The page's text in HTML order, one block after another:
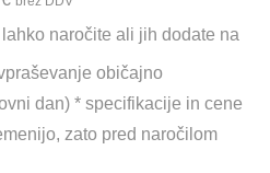
naročite ali jih dodate na
običajno
dan) * specifikacije in cene
zato pred naročilom